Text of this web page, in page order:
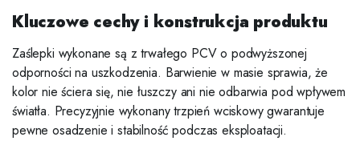
Kluczowe cechy i konstrukcja produktu
Zaślepki wykonane są z trwałego PCV o podwyższonej
odporności na uszkodzenia. Barwienie w masie sprawia, że
kolor nie ściera się, nie łuszczy ani nie odbarwia pod wpływem
światła. Precyzyjnie wykonany trzpień wciskowy gwarantuje
pewne osadzenie i stabilność podczas eksploatacji.